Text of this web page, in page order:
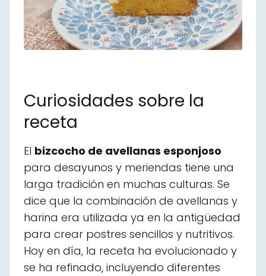
Curiosidades sobre la
receta
El bizcocho de avellanas esponjoso
para desayunos y meriendas tiene una
larga tradición en muchas culturas. Se
dice que la combinación de avellanas y
harina era utilizada ya en la antigüedad
para crear postres sencillos y nutritivos.
Hoy en día, la receta ha evolucionado y
se ha refinado, incluyendo diferentes